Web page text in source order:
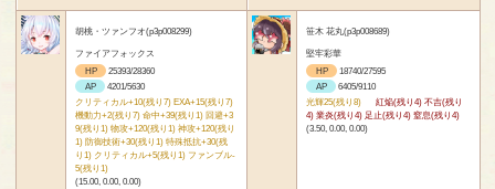
胡桃・ツァンフオ(p3p008299)
ファイアフォックス
HP
25393/28360
AP
4201/5630
クリティカル+10(残り7) EXA+15(残り7)
機動力+2(残り7) 命中+39(残り1) 回避+3
9(残り1) 物攻+120(残り1) 神攻+120(残り
1) 防御技術+30(残り1) 特殊抵抗+30(残
り1) クリティカル+5(残り1) ファンブル-
5(残り1)
(15.00, 0.00, 0.00)
笹木 花丸(p3p008689)
堅牢彩華
HP
18740/27595
AP
6405/9110
光輝25(残り8)
紅焔(残り4) 不吉(残り
4) 業炎(残り4) 足止(残り4) 窒息(残り4)
(3.50, 0.00, 0.00)